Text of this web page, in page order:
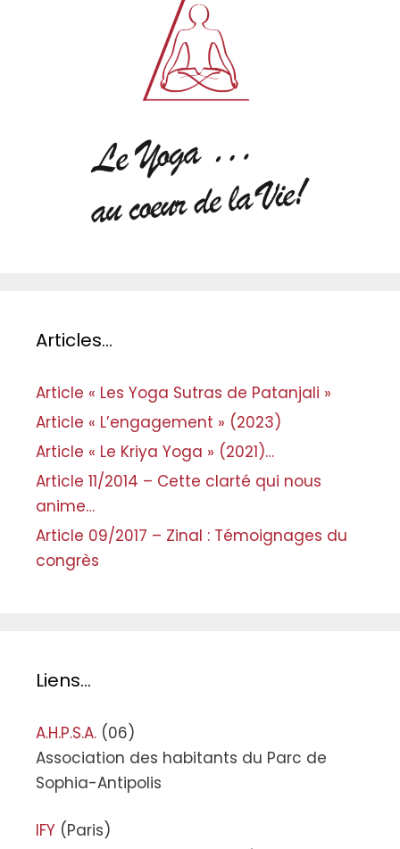
Articles…
Article « Les Yoga Sutras de Patanjali »
Article « L’engagement » (2023)
Article « Le Kriya Yoga » (2021)…
Article 11/2014 – Cette clarté qui nous
anime…
Article 09/2017 – Zinal : Témoignages du
congrès
Liens…
A.H.P.S.A. (06)
Association des habitants du Parc de
Sophia-Antipolis
IFY (Paris)